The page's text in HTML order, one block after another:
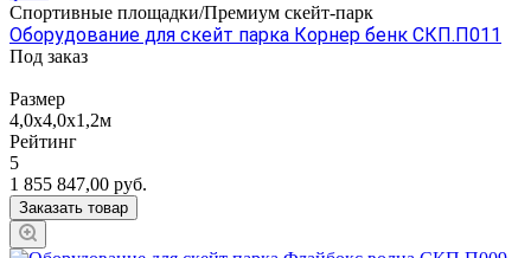
Спортивные площадки/Премиум скейт-парк
Оборудование для скейт парка Корнер бенк СКП.П011
Под заказ
Размер
4,0х4,0х1,2м
Рейтинг
5
1 855 847,00 руб.
Заказать товар